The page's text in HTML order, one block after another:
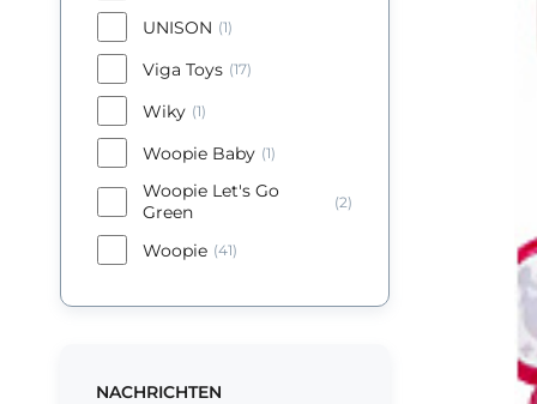
UNISON (1)
Viga Toys (17)
Wiky (1)
Woopie Baby (1)
Woopie Let's Go
Green
(2)
Woopie (41)
NACHRICHTEN